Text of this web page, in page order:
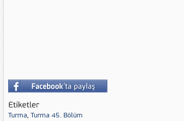
Turma, Turma 45. Bölüm